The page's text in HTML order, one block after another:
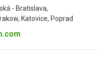
- Bratislava,
Katovice, Poprad